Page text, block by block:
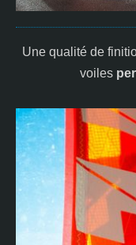
Une qualité de
voiles